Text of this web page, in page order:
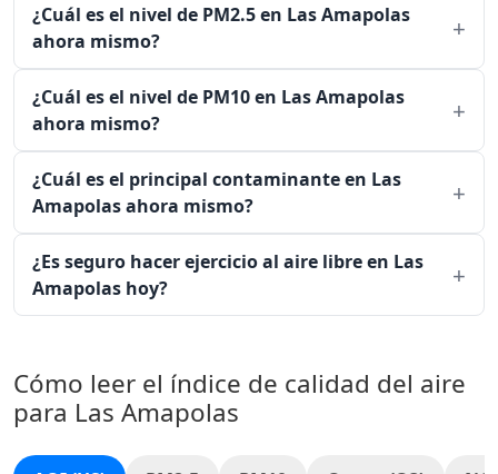
¿Cuál es el nivel de PM2.5 en Las Amapolas
ahora mismo?
¿Cuál es el nivel de PM10 en Las Amapolas
ahora mismo?
¿Cuál es el principal contaminante en Las
Amapolas ahora mismo?
¿Es seguro hacer ejercicio al aire libre en Las
Amapolas hoy?
Cómo leer el índice de calidad del aire
para Las Amapolas